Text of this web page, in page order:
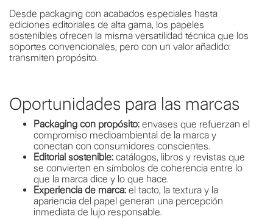
Desde packaging con acabados especiales hasta
ediciones editoriales de alta gama, los papeles
sostenibles ofrecen la misma versatilidad técnica que los
soportes convencionales, pero con un valor añadido:
transmiten propósito.
Oportunidades para las marcas
Packaging con propósito: envases que refuerzan el
compromiso medioambiental de la marca y
conectan con consumidores conscientes.
Editorial sostenible: catálogos, libros y revistas que
se convierten en símbolos de coherencia entre lo
que la marca dice y lo que hace.
Experiencia de marca: el tacto, la textura y la
apariencia del papel generan una percepción
inmediata de lujo responsable.